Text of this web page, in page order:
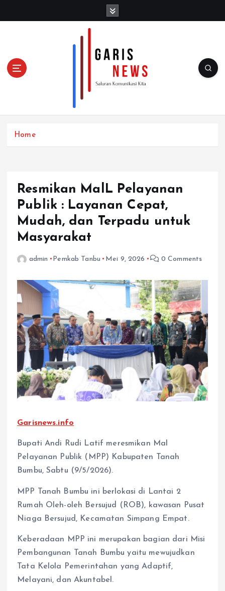
Home
Resmikan MalL Pelayanan
Publik : Layanan Cepat,
Mudah, dan Terpadu untuk
Masyarakat
admin Pemkab Tanbu Mei 9, 2026 0 Comments
Garisnews.info
Bupati Andi Rudi Latif meresmikan Mal
Pelayanan Publik (MPP) Kabupaten Tanah
Bumbu, Sabtu (9/5/2026).
MPP Tanah Bumbu ini berlokasi di Lantai 2
Rumah Oleh-oleh Bersujud (ROB), kawasan Pusat
Niaga Bersujud, Kecamatan Simpang Empat.
Keberadaan MPP ini merupakan bagian dari Misi
Pembangunan Tanah Bumbu yaitu mewujudkan
Tata Kelola Pemerintahan yang Adaptif,
Melayani, dan Akuntabel.